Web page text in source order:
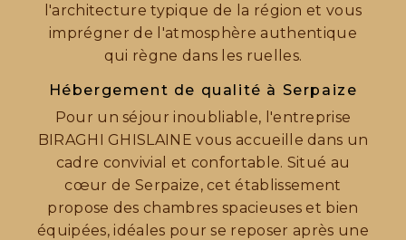
l'architecture typique de la région et vous
imprégner de l'atmosphère authentique
qui règne dans les ruelles.
Hébergement de qualité à Serpaize
Pour un séjour inoubliable, l'entreprise
BIRAGHI GHISLAINE vous accueille dans un
cadre convivial et confortable. Situé au
cœur de Serpaize, cet établissement
propose des chambres spacieuses et bien
équipées, idéales pour se reposer après une